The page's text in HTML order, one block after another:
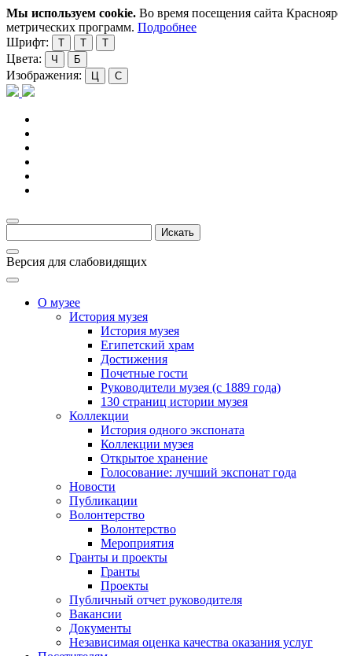
Мы используем cookie. Во время посещения сайта
метрических программ. Подробнее
Шрифт:
Т Т Т
Цвета: Ч Б
Изображения: Ц С
Версия для слабовидящих
О музее
История музея
История музея
Египетский храм
Достижения
Почетные гости
Руководители музея (с 1889 года)
130 страниц истории музея
Коллекции
История одного экспоната
Коллекции музея
Открытое хранение
Голосование: лучший экспонат года
Новости
Публикации
Волонтерство
Волонтерство
Мероприятия
Гранты и проекты
Гранты
Проекты
Публичный отчет руководителя
Вакансии
Документы
Независимая оценка качества оказания услуг